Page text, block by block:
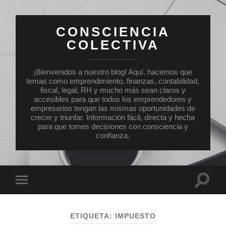
CONSCIENCIA
COLECTIVA
¡Bienvenidos a nuestro blog! Aquí, hacemos que
temas como emprendimiento, finanzas, contabilidad,
fiscal, legal, RH y mucho más sean claros y
accesibles para que todos los emprendedores y
empresarios tengan las mismas oportunidades de
crecer y triunfar. Información fácil, directa y hecha
para que tomes decisiones con consciencia y
confianza.
el
ETIQUETA: IMPUESTO